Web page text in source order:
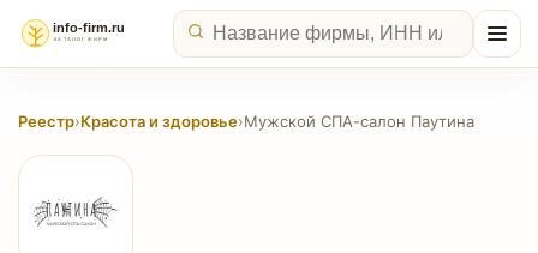
Реестр›Красота и здоровье›Мужской СПА-салон Паутина